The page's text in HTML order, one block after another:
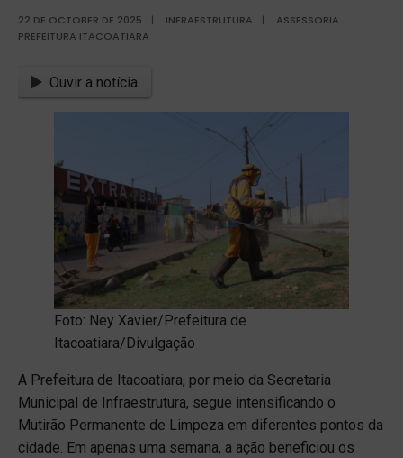
22 DE OCTOBER DE 2025 | INFRAESTRUTURA |
ASSESSORIA
PREFEITURA ITACOATIARA
Ouvir a notícia
Foto: Ney Xavier/Prefeitura de
Itacoatiara/Divulgação
A Prefeitura de Itacoatiara, por meio da Secretaria
Municipal de Infraestrutura, segue intensificando o
Mutirão Permanente de Limpeza em diferentes pontos da
cidade. Em apenas uma semana, a ação beneficiou os